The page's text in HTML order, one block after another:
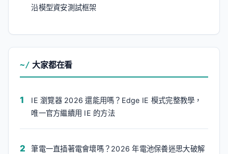
沿模型資安測試框架
大家都在看
IE 瀏覽器 2026 還能用嗎？Edge IE 模式完整教學，
唯一官方繼續用 IE 的方法
筆電一直插著電會壞嗎？2026 年電池保養迷思大破解